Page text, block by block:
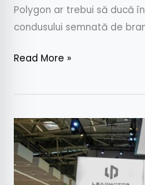
Polygon ar trebui să ducă
condusului semnată de
Read More »
Leapmotor
a
prezentat
B05